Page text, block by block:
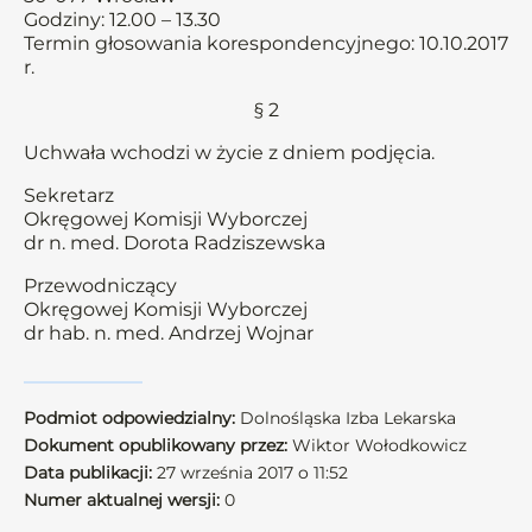
Godziny: 12.00 – 13.30
Termin głosowania korespondencyjnego: 10.10.2017
r.
§ 2
Uchwała wchodzi w życie z dniem podjęcia.
Sekretarz
Okręgowej Komisji Wyborczej
dr n. med. Dorota Radziszewska
Przewodniczący
Okręgowej Komisji Wyborczej
dr hab. n. med. Andrzej Wojnar
Podmiot odpowiedzialny: Dolnośląska Izba Lekarska
Dokument opublikowany przez: Wiktor Wołodkowicz
Data publikacji: 27 września 2017 o 11:52
Numer aktualnej wersji: 0